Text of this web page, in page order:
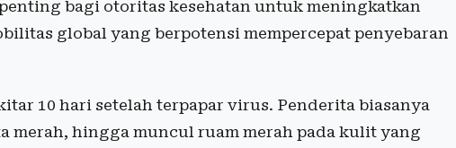
bagi otoritas kesehatan untuk meningkatkan
global yang berpotensi mempercepat penyebaran
10 hari setelah terpapar virus. Penderita biasanya
merah, hingga muncul ruam merah pada kulit yang